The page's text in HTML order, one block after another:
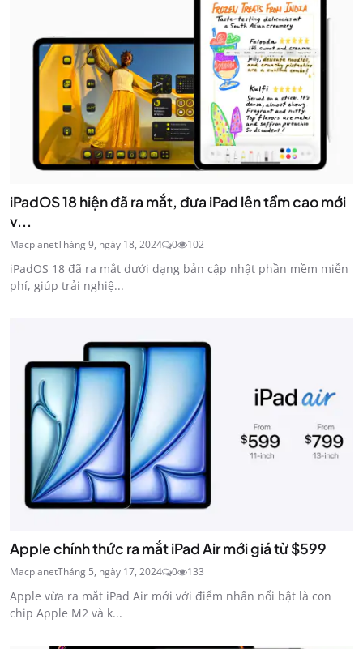
iPadOS 18 hiện đã ra mắt, đưa iPad lên tầm cao mới
v...
MacplanetTháng 9, ngày 18, 2024 0 102
iPadOS 18 đã ra mắt dưới dạng bản cập nhật phần mềm miễn
phí, giúp trải nghiệ...
Apple chính thức ra mắt iPad Air mới giá từ $599
MacplanetTháng 5, ngày 17, 2024 0 133
Apple vừa ra mắt iPad Air mới với điểm nhấn nổi bật là con
chip Apple M2 và k...